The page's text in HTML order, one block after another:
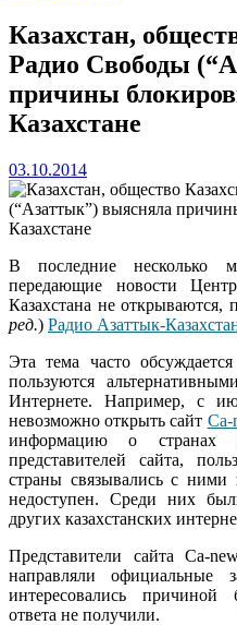
Казахстан,
Радио Свободы
причины
Казахстане
03.10.2014
В последние несколько
передающие новости
Казахстана не открываются,
ред.) Радио Азаттык-
Эта тема часто
пользуются
Интернете. Например, с
невозможно открыть сайт Ca-
информацию о странах
представителей сайта,
страны связывались с
недоступен. Среди них
других казахстанских
Представители сайта Ca-
направляли официальные
интересовались причиной
ответа не получили.